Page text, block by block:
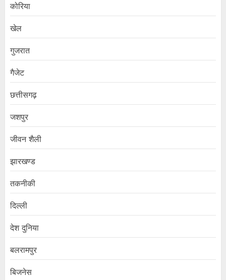
कोरिया
खेल
गुजरात
गैजेट
छत्तीसगढ़
जशपुर
जीवन शैली
झारखण्ड
तकनीकी
दिल्ली
देश दुनिया
बलरामपुर
बिजनेस